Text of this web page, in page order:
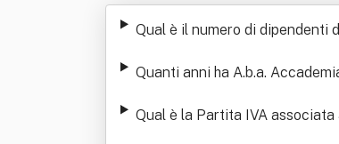
l.
Qual è il numero di dipendenti
Quanti anni ha A.b.a.
Qual è la Partita IVA